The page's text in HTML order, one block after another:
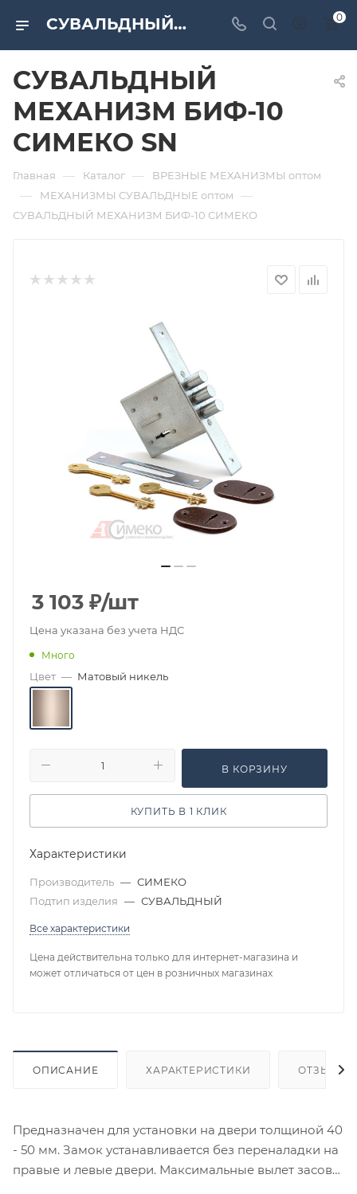
СУВАЛЬДНЫЙ МЕХАНИЗМ БИФ-10 СИМЕКО SN. Дверная и мебельная фурнитура САМИР-КИЛИТ | Оптовые поставки 0
СУВАЛЬДНЫЙ
МЕХАНИЗМ БИФ-10
СИМЕКО SN
Главная — Каталог — ВРЕЗНЫЕ МЕХАНИЗМЫ оптом
— МЕХАНИЗМЫ СУВАЛЬДНЫЕ оптом —
СУВАЛЬДНЫЙ МЕХАНИЗМ БИФ-10 СИМЕКО
3 103 ₽/шт
Цена указана без учета НДС
Много
Цвет — Матовый никель
В КОРЗИНУ
КУПИТЬ В 1 КЛИК
Характеристики
Производитель — СИМЕКО
Подтип изделия — СУВАЛЬДНЫЙ
Все характеристики
Цена действительна только для интернет-магазина и
может отличаться от цен в розничных магазинах
ОПИСАНИЕ ХАРАКТЕРИСТИКИ ОТЗЫВЫ
Предназначен для установки на двери толщиной 40
- 50 мм. Замок устанавливается без переналадки на
правые и левые двери. Максимальные вылет засова